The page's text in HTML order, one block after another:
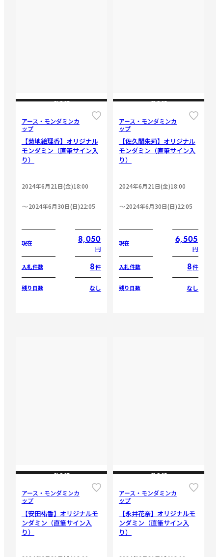
CLOSE
アース・モンダミンカ
ップ
【菊地絵理香】オリジナル
モンダミン（直筆サイン入
り）
2024年6月21日(金)18:00
2024年6月30日(日)22:05
現在 8,050
円
入札件数 8件
残り日数 なし
CLOSE
アース・モンダミンカ
ップ
【佐久間朱莉】オリジナル
モンダミン（直筆サイン入
り）
2024年6月21日(金)18:00
2024年6月30日(日)22:05
現在 6,505
円
入札件数 8件
残り日数 なし
CLOSE
アース・モンダミンカ
ップ
【安田祐香】オリジナルモ
ンダミン（直筆サイン入
り）
CLOSE
アース・モンダミンカ
ップ
【永井花奈】オリジナルモ
ンダミン（直筆サイン入
り）